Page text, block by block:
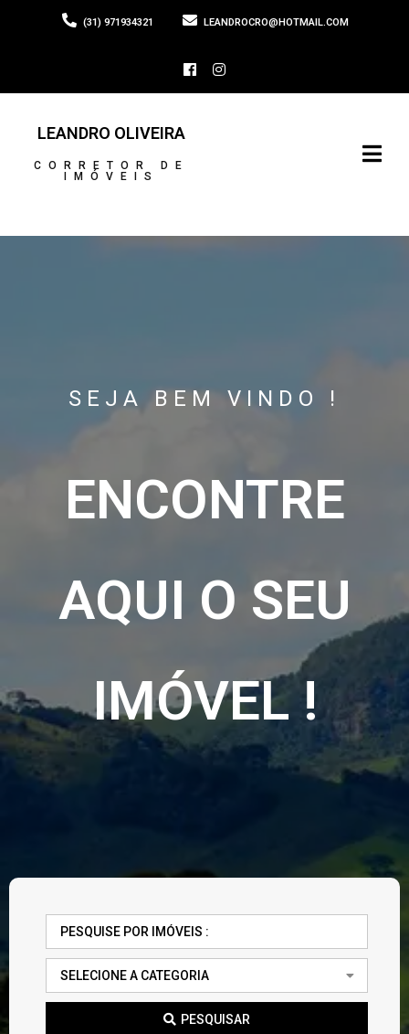
(31) 971934321 LEANDROCRO@HOTMAIL.COM
LEANDRO OLIVEIRA
CORRETOR DE
IMÓVEIS
SEJA BEM VINDO !
ENCONTRE
AQUI O SEU
IMÓVEL !
PESQUISAR